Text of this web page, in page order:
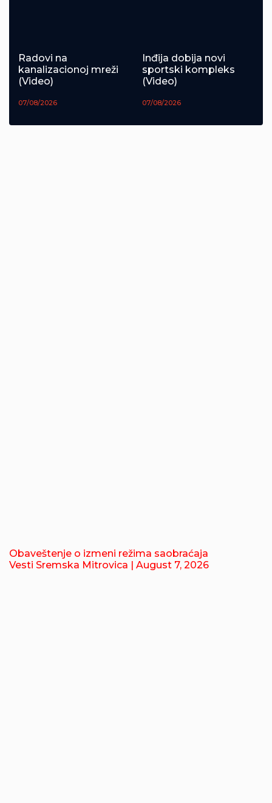
Radovi na
kanalizacionoj mreži
(Video)
07/08/2026
Inđija dobija novi
sportski kompleks
(Video)
07/08/2026
Obaveštenje o izmeni režima saobraćaja
Vesti Sremska Mitrovica | August 7, 2026